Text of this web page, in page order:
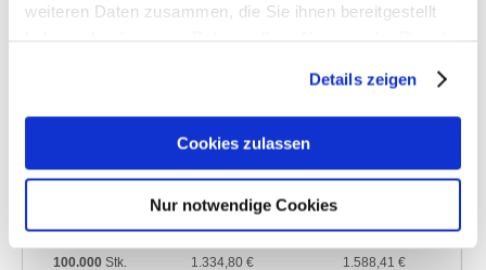
weiteren Daten zusammen, die Sie ihnen bereitgestellt
Details zeigen
Cookies zulassen
Nur notwendige Cookies
70,65 €
500Stk. 61,82 €
73,57 €
71,44 €
5.000Stk. 119,37 €
142,05 €
180,40 €
25.000Stk. 364,90 €
434,23 €
100.000 Stk. 1.334,80 € 1.588,41 €